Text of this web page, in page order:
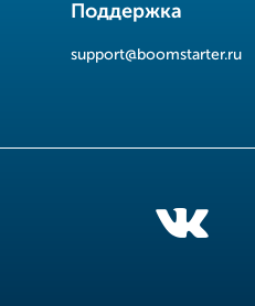
Поддержка
support@boomstarter.ru